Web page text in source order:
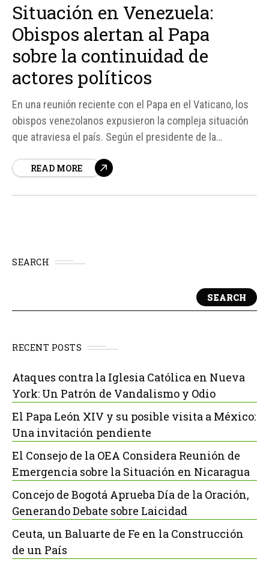
Situación en Venezuela:
Obispos alertan al Papa
sobre la continuidad de
actores políticos
En una reunión reciente con el Papa en el Vaticano, los
obispos venezolanos expusieron la compleja situación
que atraviesa el país. Según el presidente de la
González de Zárate, "hay una continuidad en los actores
READ MORE
SEARCH
SEARCH
RECENT POSTS
Ataques contra la Iglesia Católica en Nueva
York: Un Patrón de Vandalismo y Odio
El Papa León XIV y su posible visita a México:
Una invitación pendiente
El Consejo de la OEA Considera Reunión de
Emergencia sobre la Situación en Nicaragua
Concejo de Bogotá Aprueba Día de la Oración,
Generando Debate sobre Laicidad
Ceuta, un Baluarte de Fe en la Construcción
de un País